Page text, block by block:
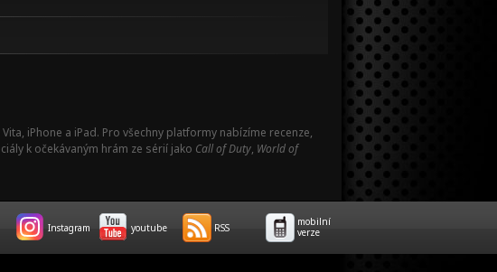
Vita, iPhone a iPad. Pro všechny platformy nabízíme recenze,
k očekávaným hrám ze sérií jako Call of Duty, World of
Instagram youtube RSS
mobilní
verze